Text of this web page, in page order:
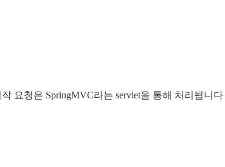
요청은 SpringMVC라는 servlet을 통해 처리됩니다